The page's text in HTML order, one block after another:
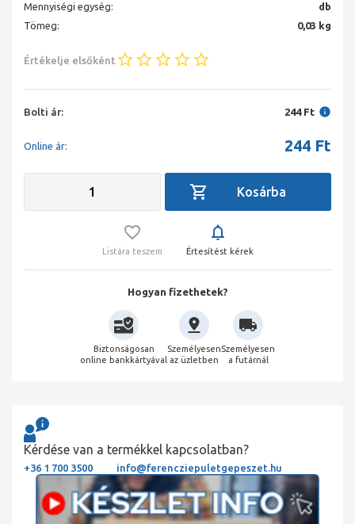
Mennyiségi egység:
db
Tömeg:
0,03 kg
Értékelje elsőként
Bolti ár: 244 Ft
Online ár: 244 Ft
Listára teszem Értesítést kérek
Hogyan fizethetek?
Biztonságosan
online bankkártyával
Személyesen
az üzletben
Személyesen
a futárnál
Kérdése van a termékkel kapcsolatban?
+36 1 700 3500 info@ferencziepuletgepeszet.hu